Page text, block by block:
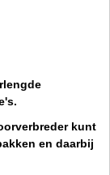
kunt
en daarbij